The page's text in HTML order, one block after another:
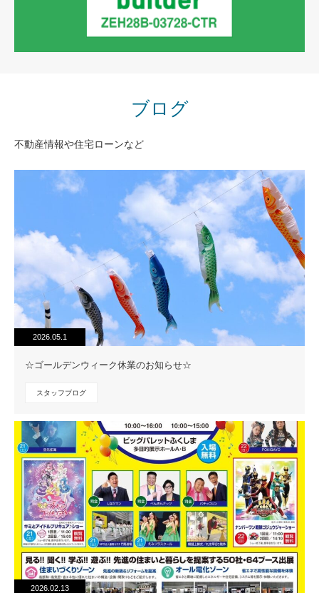
ZEH builder
ブログ
不動産情報や住宅ローンなど
2026.05.1
☆ゴールデンウィーク休業のお知らせ☆
スタッフブログ
2026.02.13